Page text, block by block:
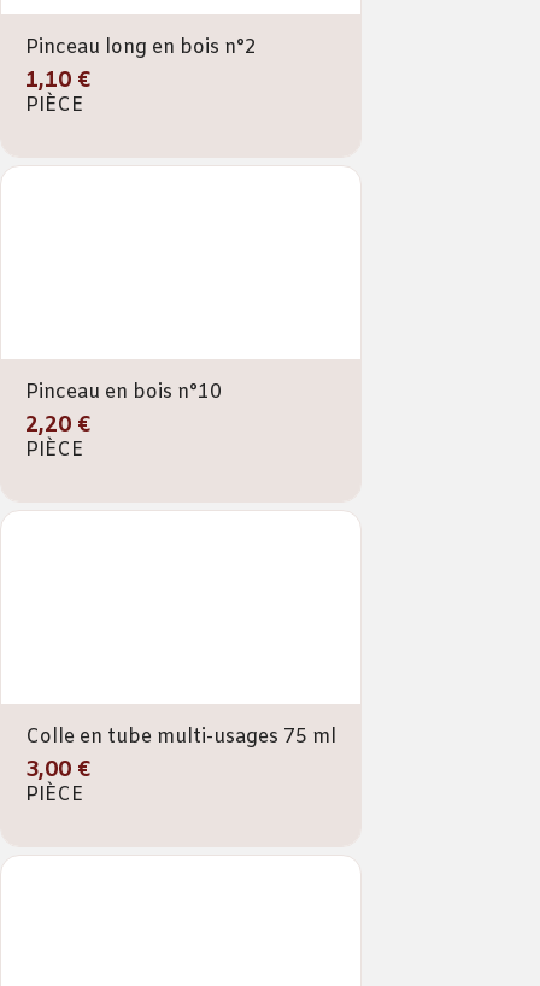
Pinceau long en bois n°2
1,10 €
PIÈCE
Pinceau en bois n°10
2,20 €
PIÈCE
Colle en tube multi-usages 75 ml
3,00 €
PIÈCE